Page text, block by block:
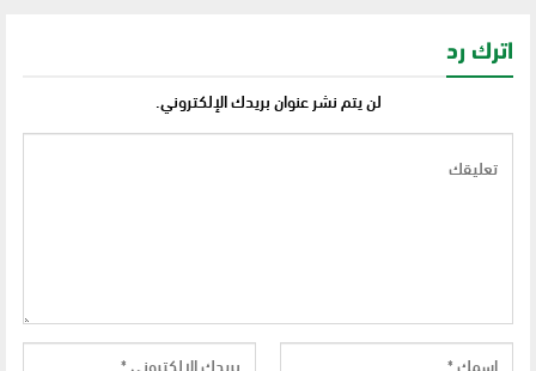
اترك رد
لن يتم نشر عنوان بريدك الإلكتروني.